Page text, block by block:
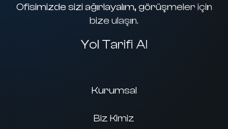
Ofisimizde sizi ağırlayalım, görüşmeler için
bize ulaşın.
Yol Tarifi Al
Kurumsal
Biz Kimiz